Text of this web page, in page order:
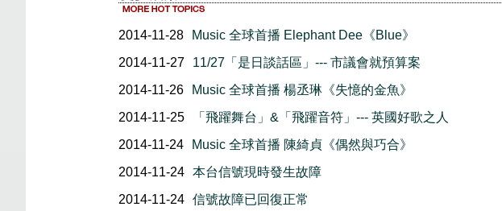
2014-11-28
Music 全球首播 Elephant Dee《Blue》
2014-11-27
11/27「是日談話區」--- 市議會就預算案
2014-11-26
Music 全球首播 楊丞琳《失憶的金魚》
2014-11-25
「飛躍舞台」&「飛躍音符」--- 英國好歌之人
2014-11-24
Music 全球首播 陳綺貞《偶然與巧合》
2014-11-24 本台信號現時發生故障
2014-11-24 信號故障已回復正常